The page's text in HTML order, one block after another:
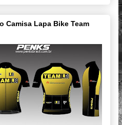
Camisa Lapa Bike Team